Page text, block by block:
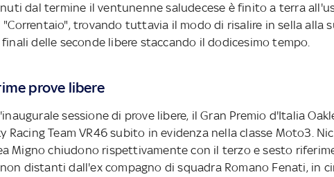
dal termine il ventunenne saludecese è finito a terra
trovando tuttavia il modo di risalire in sella alla
delle seconde libere staccando il dodicesimo tempo.
prove libere
sessione di prove libere, il Gran Premio d'Italia
Racing Team VR46 subito in evidenza nella classe Moto3.
Migno chiudono rispettivamente con il terzo e sesto
distanti dall'ex compagno di squadra Romano Fenati, in